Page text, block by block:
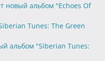
новый альбом "Echoes Of
Tunes: The Green
альбом "Siberian Tunes: